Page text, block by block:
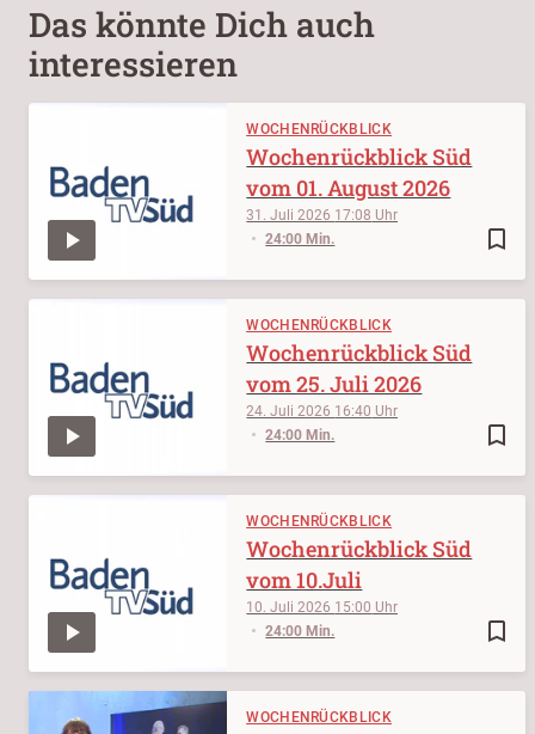
Das könnte Dich auch
interessieren
WOCHENRÜCKBLICK
bookmark_border
31. Juli 2026 17:08
24:00 Min.
Wochenrückblick Süd
vom 01. August 2026
WOCHENRÜCKBLICK
bookmark_border
24. Juli 2026 16:40
24:00 Min.
Wochenrückblick Süd
vom 25. Juli 2026
WOCHENRÜCKBLICK
bookmark_border
10. Juli 2026 15:00
24:00 Min.
Wochenrückblick Süd
vom 10.Juli
WOCHENRÜCKBLICK